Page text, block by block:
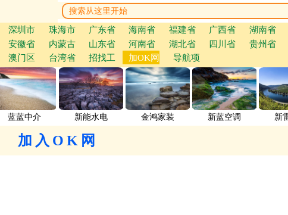
深圳市 珠海市 广东省 海南省 福建省 广西省 湖南省
安徽省 内蒙古 山东省 河南省 湖北省 四川省 贵州省
澳门区 台湾省 招找工 加OK网 导航项
蓝蓝中介 新能水电 金鸿家装 新蓝空调 新
加入OK网